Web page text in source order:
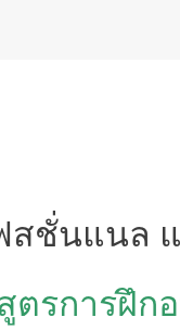
สชั่นแนล
ตรการฝึ